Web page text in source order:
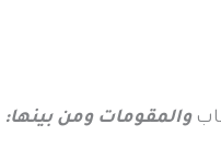
والمقومات ومن بينها: